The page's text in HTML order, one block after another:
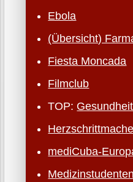
Ebola
(Übersicht)
Fiesta Moncada
Filmclub
TOP:
mediCuba-